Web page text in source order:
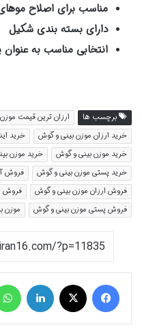
مناسب برای اصلاح
دارای بسته بندی شکیل
انتخابی مناسب به
برچسب ها ارزان ترین قیمت
خرید ارزان موزن بینی و گوش
خرید
خرید موزن بینی و گوش
خرید موزن
خرید پستی موزن بینی و گوش
فروش
فروش ارزان موزن بینی و گوش
فروش
فروش پستی موزن بینی و گوش
موزن
فیس بوک لینکدین